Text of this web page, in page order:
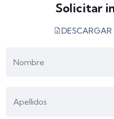
Solicitar